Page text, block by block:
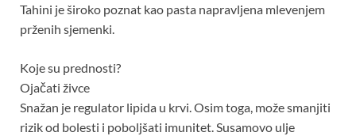
Tahini je široko poznat kao pasta napravljena mlevenjem
prženih sjemenki.
Koje su prednosti?
Ojačati živce
Snažan je regulator lipida u krvi. Osim toga, može smanjiti
rizik od bolesti i poboljšati imunitet. Susamovo ulje